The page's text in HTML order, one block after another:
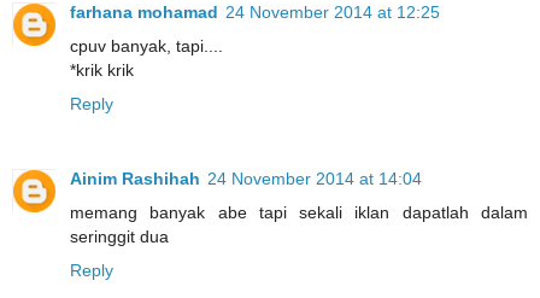
farhana mohamad 24 November 2014 at 12:25
cpuv banyak, tapi....
*krik krik
Reply
Ainim Rashihah 24 November 2014 at 14:04
memang banyak abe tapi sekali iklan dapatlah dalam
seringgit dua
Reply